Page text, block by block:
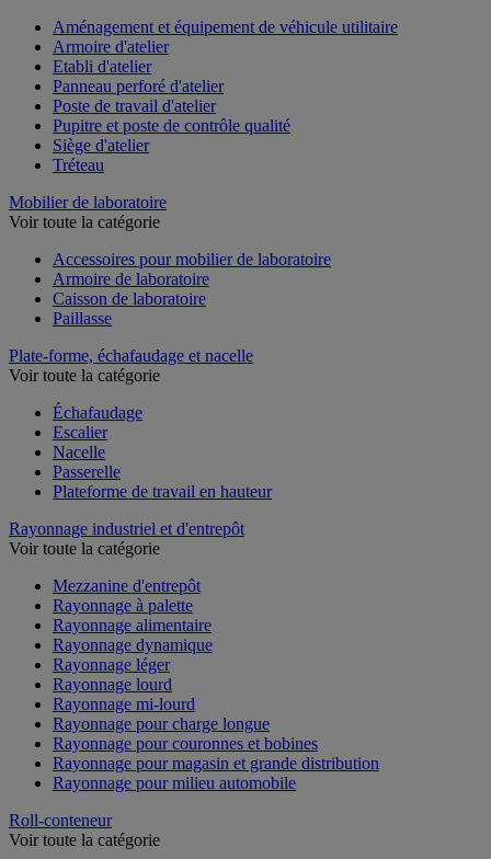
Aménagement et équipement de véhicule utilitaire
Armoire d'atelier
Etabli d'atelier
Panneau perforé d'atelier
Poste de travail d'atelier
Pupitre et poste de contrôle qualité
Siège d'atelier
Tréteau
Mobilier de laboratoire
Voir toute la catégorie
Accessoires pour mobilier de laboratoire
Armoire de laboratoire
Caisson de laboratoire
Paillasse
Plate-forme, échafaudage et nacelle
Voir toute la catégorie
Échafaudage
Escalier
Nacelle
Passerelle
Plateforme de travail en hauteur
Rayonnage industriel et d'entrepôt
Voir toute la catégorie
Mezzanine d'entrepôt
Rayonnage à palette
Rayonnage alimentaire
Rayonnage dynamique
Rayonnage léger
Rayonnage lourd
Rayonnage mi-lourd
Rayonnage pour charge longue
Rayonnage pour couronnes et bobines
Rayonnage pour magasin et grande distribution
Rayonnage pour milieu automobile
Roll-conteneur
Voir toute la catégorie